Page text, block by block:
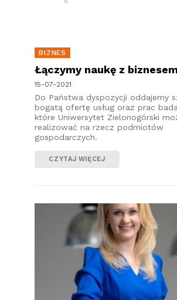
BIZNES
Łączymy naukę z biznesem
15-07-2021
Do Państwa dyspozycji oddajemy
bogatą ofertę usług oraz prac
które Uniwersytet Zielonogórski
realizować na rzecz podmiotów
gospodarczych.
CZYTAJ WIĘCEJ